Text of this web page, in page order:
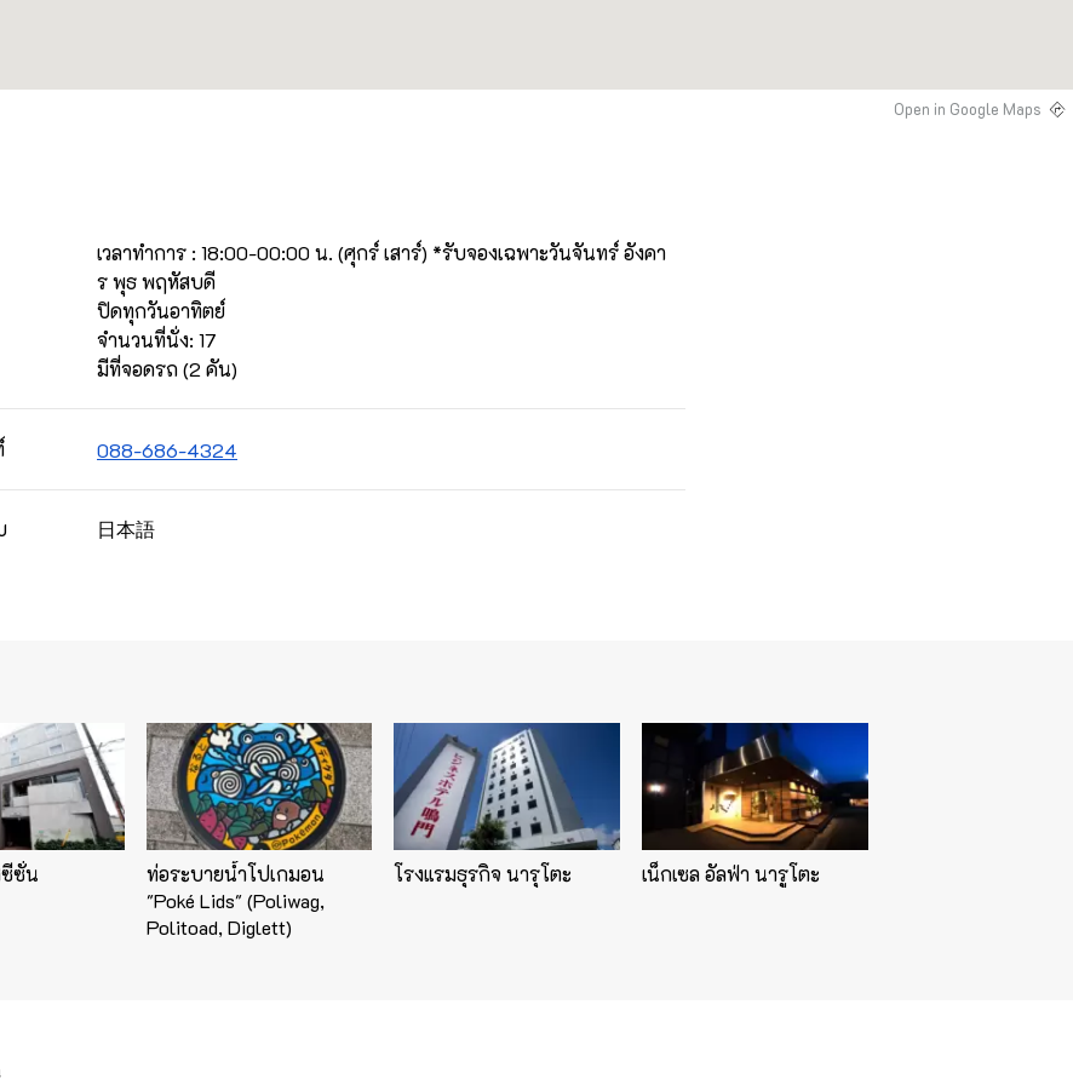
Open in Google Maps
เวลาทำการ : 18:00-00:00 น. (ศุกร์ เสาร์) *รับจองเฉพาะวันจันทร์ อังคา
ร พุธ พฤหัสบดี
ปิดทุกวันอาทิตย์
จำนวนที่นั่ง: 17
มีที่จอดรถ (2 คัน)
088-686-4324
日本語
ซีซั่น
ท่อระบายน้ำโปเกมอน
"Poké Lids" (Poliwag,
Politoad, Diglett)
โรงแรมธุรกิจ นารุโตะ เน็กเซล อัลฟ่า นารูโตะ